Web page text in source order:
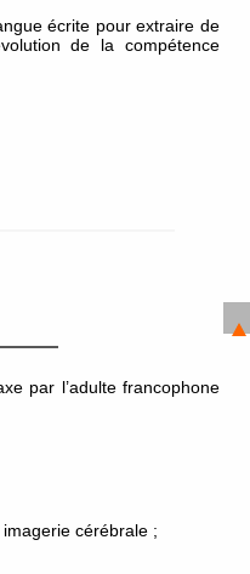
écrite pour extraire de
de la compétence
par l’adulte francophone
cérébrale ;